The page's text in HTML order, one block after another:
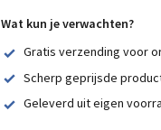
Wat kun je verwachten?
Gratis verzending voor
Scherp geprijsde
Geleverd uit eigen